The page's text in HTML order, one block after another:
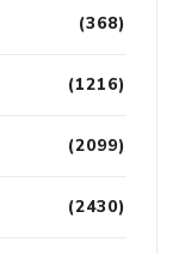
(368)
(1216)
(2099)
(2430)